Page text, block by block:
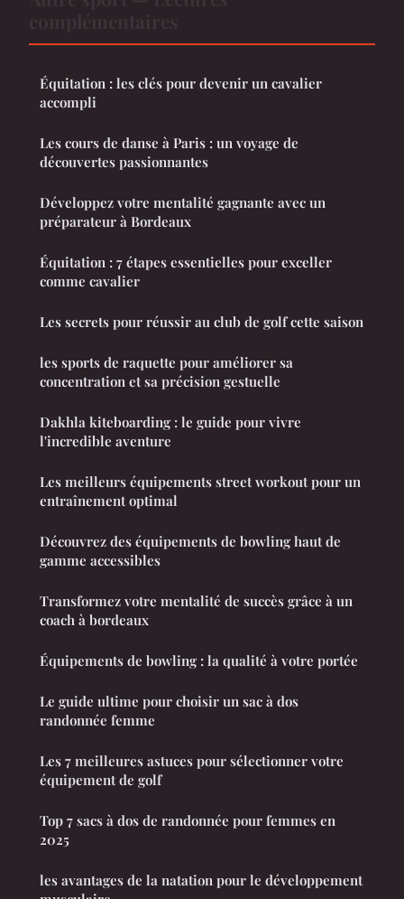
Équitation : les clés pour devenir un cavalier
accompli
Les cours de danse à Paris : un voyage de
découvertes passionnantes
Développez votre mentalité gagnante avec un
préparateur à Bordeaux
Équitation : 7 étapes essentielles pour exceller
comme cavalier
Les secrets pour réussir au club de golf cette saison
les sports de raquette pour améliorer sa
concentration et sa précision gestuelle
Dakhla kiteboarding : le guide pour vivre
l'incredible aventure
Les meilleurs équipements street workout pour un
entraînement optimal
Découvrez des équipements de bowling haut de
gamme accessibles
Transformez votre mentalité de succès grâce à un
coach à bordeaux
Équipements de bowling : la qualité à votre portée
Le guide ultime pour choisir un sac à dos
randonnée femme
Les 7 meilleures astuces pour sélectionner votre
équipement de golf
Top 7 sacs à dos de randonnée pour femmes en
2025
les avantages de la natation pour le développement